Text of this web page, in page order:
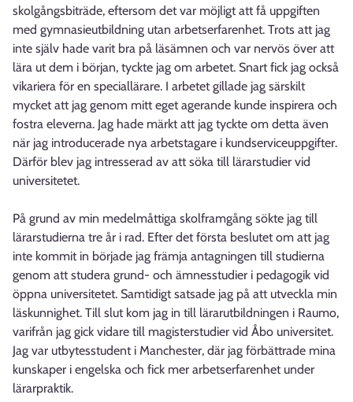
skolgångsbiträde, eftersom det var möjligt att få uppgiften
med gymnasieutbildning utan arbetserfarenhet. Trots att jag
inte själv hade varit bra på läsämnen och var nervös över att
lära ut dem i början, tyckte jag om arbetet. Snart fick jag också
vikariera för en speciallärare. I arbetet gillade jag särskilt
mycket att jag genom mitt eget agerande kunde inspirera och
fostra eleverna. Jag hade märkt att jag tyckte om detta även
när jag introducerade nya arbetstagare i kundserviceuppgifter.
Därför blev jag intresserad av att söka till lärarstudier vid
universitetet.
På grund av min medelmåttiga skolframgång sökte jag till
lärarstudierna tre år i rad. Efter det första beslutet om att jag
inte kommit in började jag främja antagningen till studierna
genom att studera grund- och ämnesstudier i pedagogik vid
öppna universitetet. Samtidigt satsade jag på att utveckla min
läskunnighet. Till slut kom jag in till lärarutbildningen i Raumo,
varifrån jag gick vidare till magisterstudier vid Åbo universitet.
Jag var utbytesstudent i Manchester, där jag förbättrade mina
kunskaper i engelska och fick mer arbetserfarenhet under
lärarpraktik.